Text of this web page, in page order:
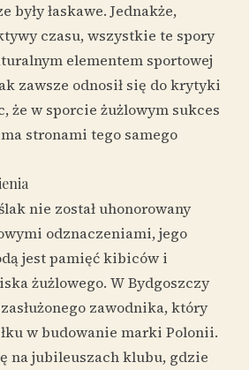
były łaskawe. Jednakże,
czasu, wszystkie te spory
elementem sportowej
zawsze odnosił się do krytyki
że w sporcie żużlowym sukces
stronami tego samego
nie został uhonorowany
odznaczeniami, jego
jest pamięć kibiców i
żużlowego. W Bydgoszczy
zawodnika, który
w budowanie marki Polonii.
na jubileuszach klubu, gdzie